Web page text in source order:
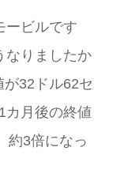
ービルです
なりましたか
32ドル62セ
カ月後の終値
約3倍になっ